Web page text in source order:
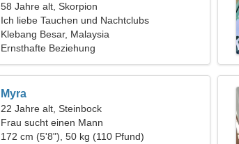
58 Jahre alt, Skorpion
Ich liebe Tauchen und Nachtclubs
Klebang Besar, Malaysia
Ernsthafte Beziehung
Myra
22 Jahre alt, Steinbock
Frau sucht einen Mann
172 cm (5'8"), 50 kg (110 Pfund)